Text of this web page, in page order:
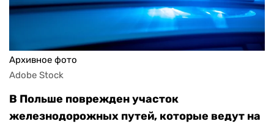
Архивное фото
Adobe Stock
В Польше поврежден участок
железнодорожных путей, которые ведут на